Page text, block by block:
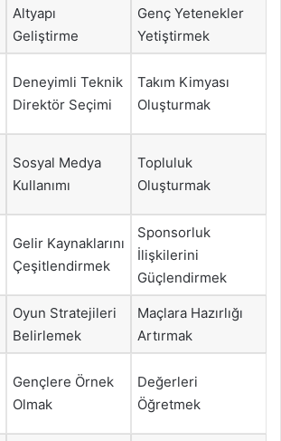
Altyapı
Geliştirme
Genç Yetenekler
Yetiştirmek
Deneyimli Teknik
Direktör Seçimi
Takım Kimyası
Oluşturmak
Sosyal Medya
Kullanımı
Topluluk
Oluşturmak
Gelir Kaynaklarını
Çeşitlendirmek
Sponsorluk
İlişkilerini
Güçlendirmek
Oyun Stratejileri
Belirlemek
Maçlara Hazırlığı
Artırmak
Gençlere Örnek
Olmak
Değerleri
Öğretmek